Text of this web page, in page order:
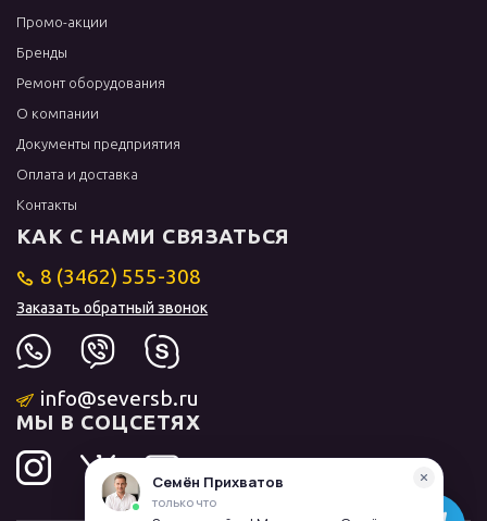
Промо-акции
Бренды
Ремонт оборудования
О компании
Документы предприятия
Оплата и доставка
Контакты
КАК С НАМИ СВЯЗАТЬСЯ
8 (3462) 555-308
Заказать обратный звонок
info@seversb.ru
МЫ В СОЦСЕТЯХ